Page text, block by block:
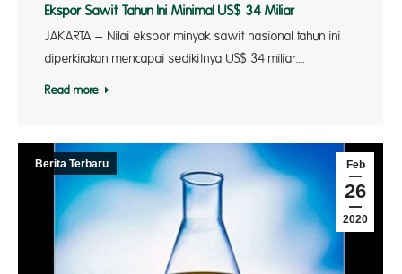
Ekspor Sawit Tahun Ini Minimal US$ 34 Miliar
JAKARTA – Nilai ekspor minyak sawit nasional tahun ini
diperkirakan mencapai sedikitnya US$ 34 miliar.…
Read more
Feb
26
2020
Berita Terbaru